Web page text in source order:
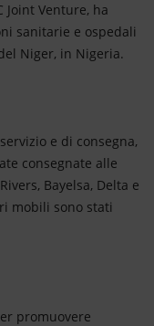
Joint Venture, ha
sanitarie e ospedali
Niger, in Nigeria.
e di consegna,
consegnate alle
Bayelsa, Delta e
mobili sono stati
promuovere